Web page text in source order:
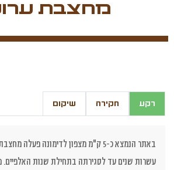
מחצבת
רקע חקירה שיקום
באתר הנמצא כ-5 ק"מ מצפון לדימונה
עשרות שנים עד לסגירתה בתחילת שנות